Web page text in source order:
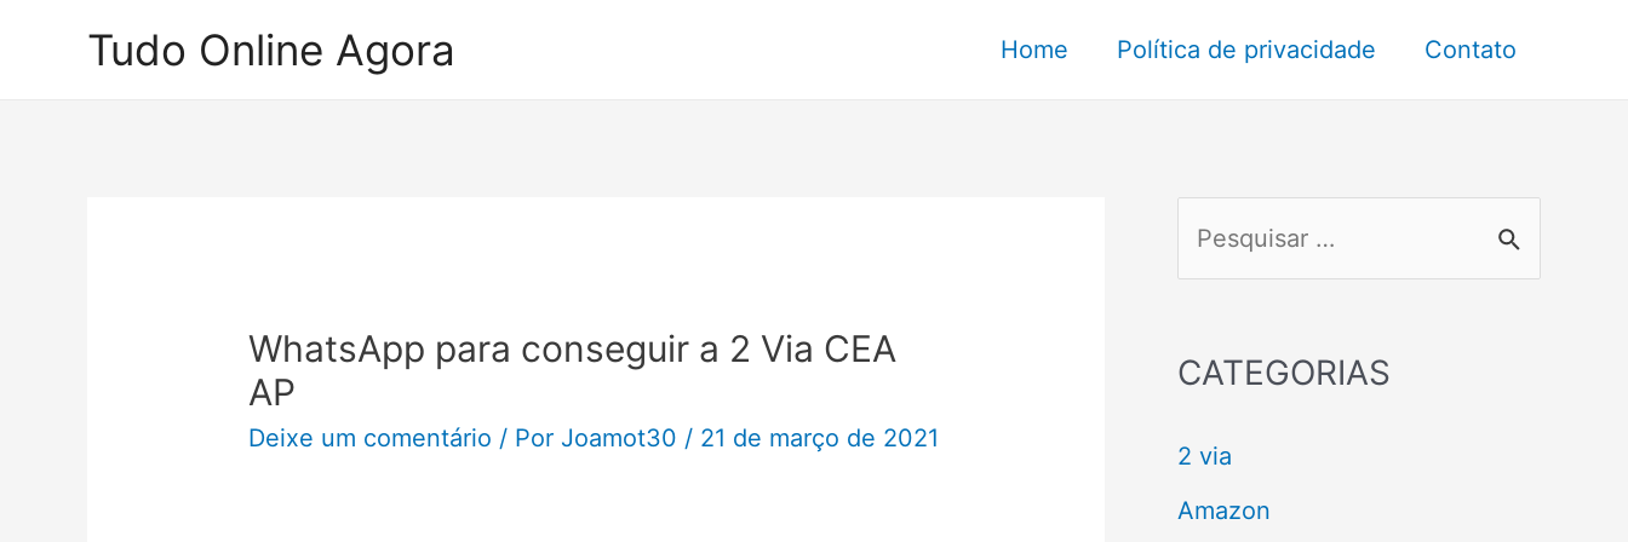
Tudo Online Agora Home Política de privacidade Contato
WhatsApp para conseguir a 2 Via CEA
AP
Deixe um comentário / Por Joamot30 / 21 de março de 2021
q
i
s
CATEGORIAS
2 via
Amazon